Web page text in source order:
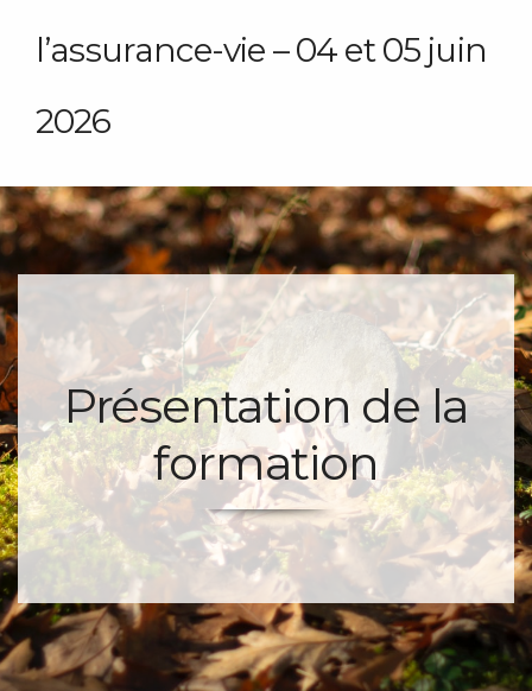
l’assurance-vie – 04 et 05 juin
2026
Présentation de la
formation